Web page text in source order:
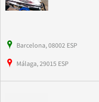
Barcelona, 08002 ESP
Málaga, 29015 ESP